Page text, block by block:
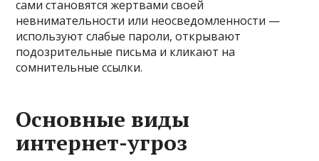
сами становятся жертвами своей
невнимательности или неосведомленности —
используют слабые пароли, открывают
подозрительные письма и кликают на
сомнительные ссылки.
Основные виды
интернет-угроз